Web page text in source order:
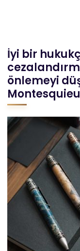
İyi bir
önlemeyi
Montesquieu